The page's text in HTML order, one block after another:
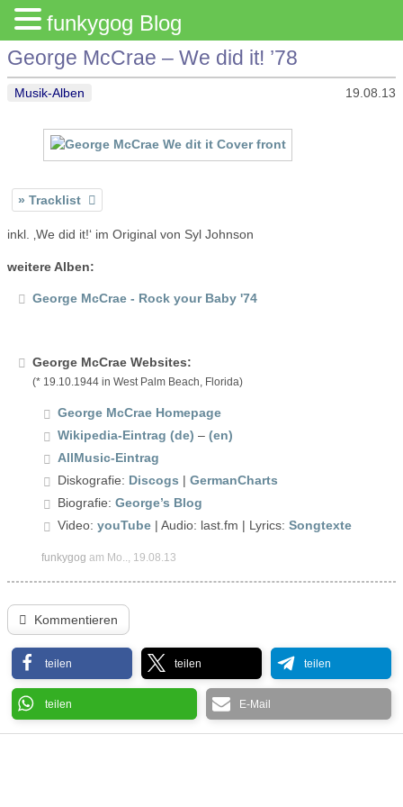
George McCrae – We did it! ’78
Musik-Alben 19.08.13
Tracklist
inkl. ‚We did it!‘ im Original von Syl Johnson
weitere Alben:
George McCrae - Rock your Baby '74
George McCrae Websites:
(* 19.10.1944 in West Palm Beach, Florida)
George McCrae Homepage
Wikipedia-Eintrag (de) – (en)
AllMusic-Eintrag
Diskografie: Discogs | GermanCharts
Biografie: George’s Blog
Video: youTube | Audio: last.fm | Lyrics: Songtexte
funkygog am Mo.., 19.08.13
Kommentieren
teilen teilen teilen
teilen E-Mail
funkygog Blog